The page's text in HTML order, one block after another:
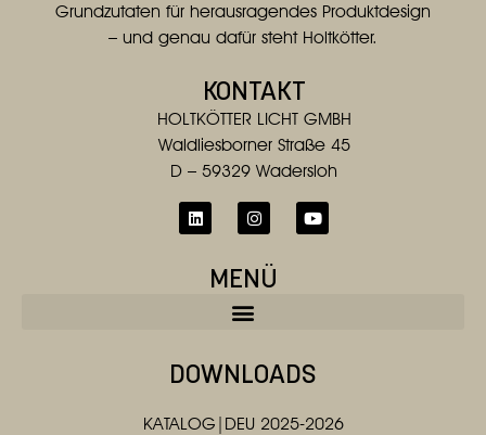
Grundzutaten für herausragendes Produktdesign
– und genau dafür steht Holtkötter.
KONTAKT
HOLTKÖTTER LICHT GMBH
Waldliesborner Straße 45
D – 59329 Wadersloh
MENÜ
DOWNLOADS
KATALOG|DEU 2025-2026